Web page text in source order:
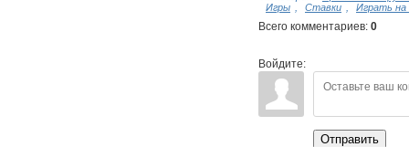
Игры
Ставки Играть на
Всего комментариев: 0
Войдите:
Отправить